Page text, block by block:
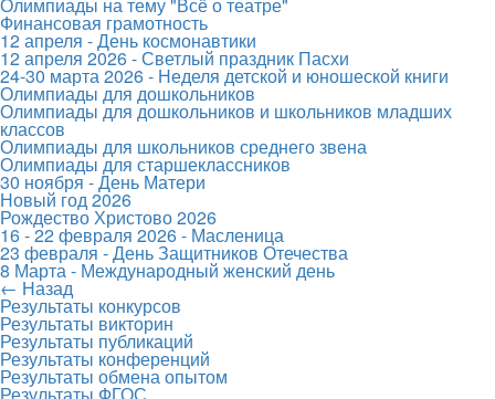
Финансовая грамотность
12 апреля - День космонавтики
12 апреля 2026 - Светлый праздник Пасхи
24-30 марта 2026 - Неделя детской и юношеской книги
Олимпиады для дошкольников
Олимпиады для дошкольников и школьников младших
классов
Олимпиады для школьников среднего звена
Олимпиады для старшеклассников
30 ноября - День Матери
Новый год 2026
Рождество Христово 2026
16 - 22 февраля 2026 - Масленица
23 февраля - День Защитников Отечества
8 Марта - Международный женский день
← Назад
Результаты конкурсов
Результаты викторин
Результаты публикаций
Результаты конференций
Результаты обмена опытом